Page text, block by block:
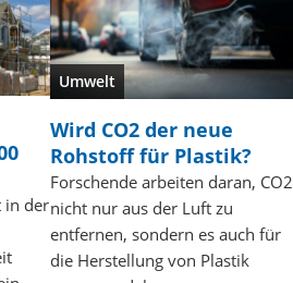
in der
Umwelt
Wird CO2 der neue
Rohstoff für Plastik?
Forschende arbeiten daran, CO2
nicht nur aus der Luft zu
entfernen, sondern es auch für
die Herstellung von Plastik